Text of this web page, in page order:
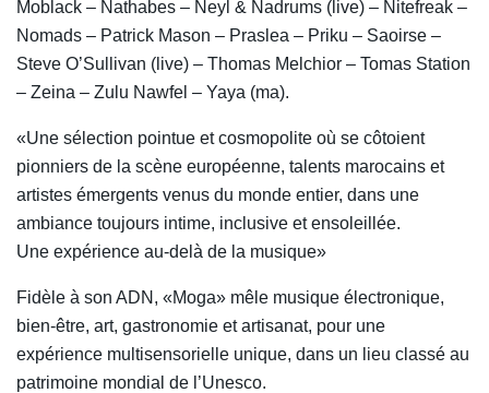
Moblack – Nathabes – Neyl & Nadrums (live) – Nitefreak –
Nomads – Patrick Mason – Praslea – Priku – Saoirse –
Steve O’Sullivan (live) – Thomas Melchior – Tomas Station
– Zeina – Zulu Nawfel – Yaya (ma).
«Une sélection pointue et cosmopolite où se côtoient
pionniers de la scène européenne, talents marocains et
artistes émergents venus du monde entier, dans une
ambiance toujours intime, inclusive et ensoleillée.
Une expérience au-delà de la musique»
Fidèle à son ADN, «Moga» mêle musique électronique,
bien-être, art, gastronomie et artisanat, pour une
expérience multisensorielle unique, dans un lieu classé au
patrimoine mondial de l’Unesco.